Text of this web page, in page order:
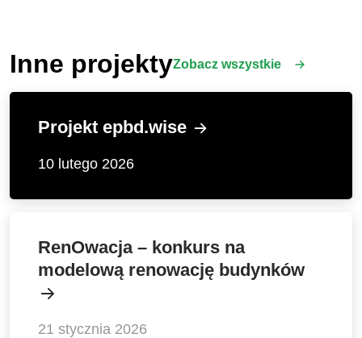
Inne projektyZobacz wszystkie
Projekt epbd.wise
10 lutego 2026
RenOwacja – konkurs na
modelową renowację budynków
21 stycznia 2026